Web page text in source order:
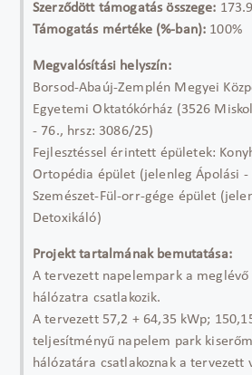
Szerződött támogatás összege:
Támogatás mértéke (%-ban): 100%
Megvalósítási helyszín:
Borsod-Abaúj-Zemplén Megyei
Egyetemi Oktatókórház (3526
- 76., hrsz: 3086/25)
Fejlesztéssel érintett épületek:
Ortopédia épület (jelenleg Ápolási -
Szemészet-Fül-orr-gége épület
Detoxikáló)
Projekt tartalmának bemutatása:
A tervezett napelempark a meglévő
hálózatra csatlakozik.
A tervezett 57,2 + 64,35 kWp;
teljesítményű napelem park
hálózatára csatlakoznak a tervezett